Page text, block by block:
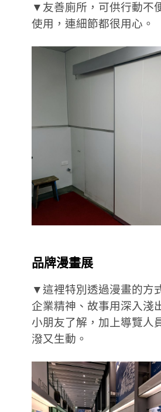
▼友善廁所，可供行動不
使用，連細節都很用心。
品牌漫畫展
▼這裡特別透過漫畫的方
企業精神、故事用深入淺
小朋友了解，加上導覽人
潑又生動。